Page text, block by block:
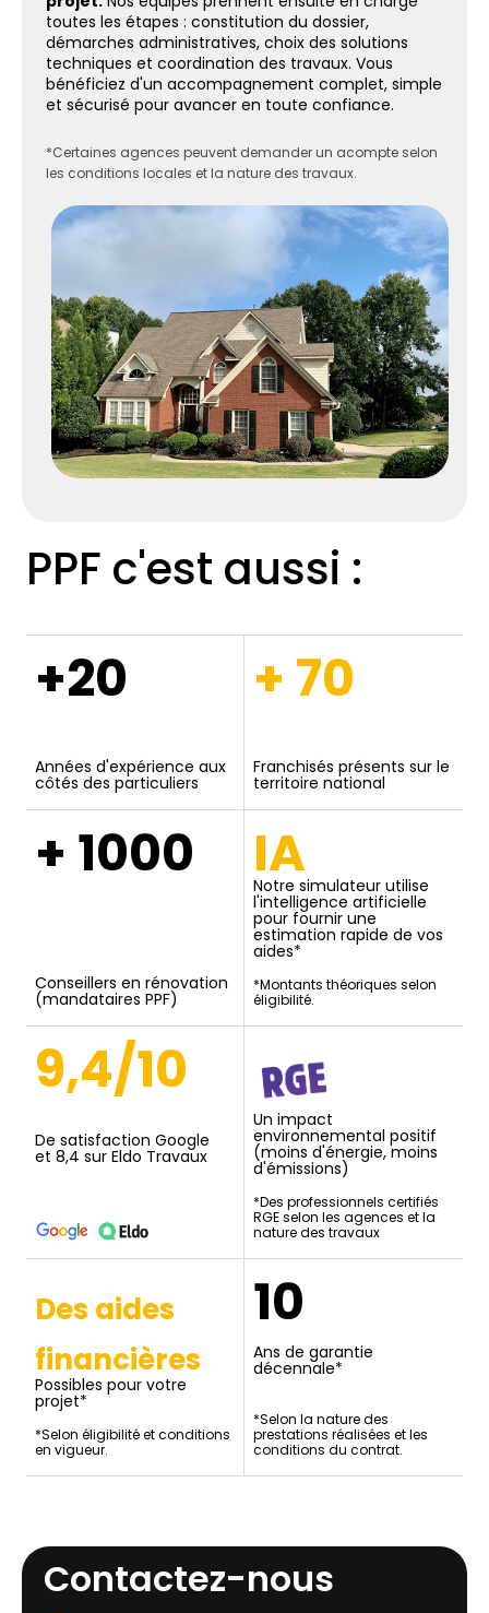
toutes les étapes : constitution du dossier,
démarches administratives, choix des solutions
techniques et coordination des travaux. Vous
bénéficiez d'un accompagnement complet, simple
et sécurisé pour avancer en toute confiance.
*Certaines agences peuvent demander un acompte selon
les conditions locales et la nature des travaux.
PPF c'est aussi :
+20
Années d'expérience aux
côtés des particuliers
+ 70
Franchisés présents sur le
territoire national
+ 1000
Conseillers en rénovation
(mandataires PPF)
IA
Notre simulateur utilise
l'intelligence artificielle
pour fournir une
estimation rapide de vos
aides*
*Montants théoriques selon
éligibilité.
9,4/10
De satisfaction Google
et 8,4 sur Eldo Travaux
Un impact
environnemental positif
(moins d'énergie, moins
d'émissions)
*Des professionnels certifiés
RGE selon les agences et la
nature des travaux
Des aides
financières
Possibles pour votre
projet*
*Selon éligibilité et conditions
en vigueur.
10
Ans de garantie
décennale*
*Selon la nature des
prestations réalisées et les
conditions du contrat.
Contactez-nous